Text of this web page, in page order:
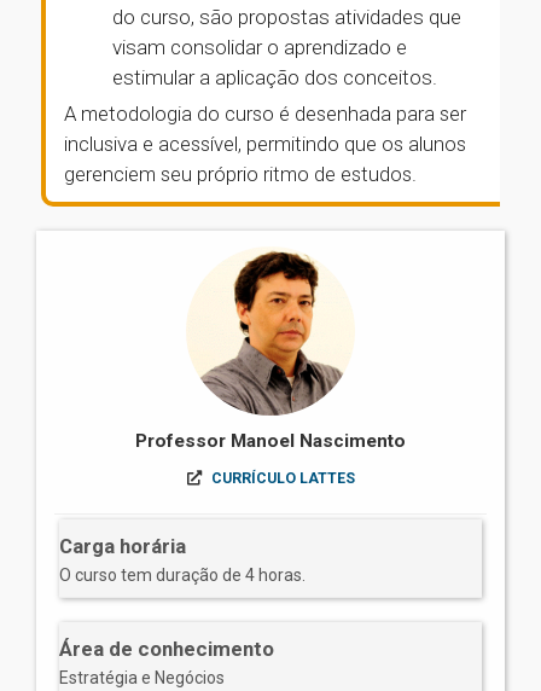
do curso, são propostas atividades que
visam consolidar o aprendizado e
estimular a aplicação dos conceitos.
A metodologia do curso é desenhada para ser
inclusiva e acessível, permitindo que os alunos
gerenciem seu próprio ritmo de estudos.
Professor Manoel Nascimento
CURRÍCULO LATTES
Carga horária
O curso tem duração de 4 horas.
Área de conhecimento
Estratégia e Negócios